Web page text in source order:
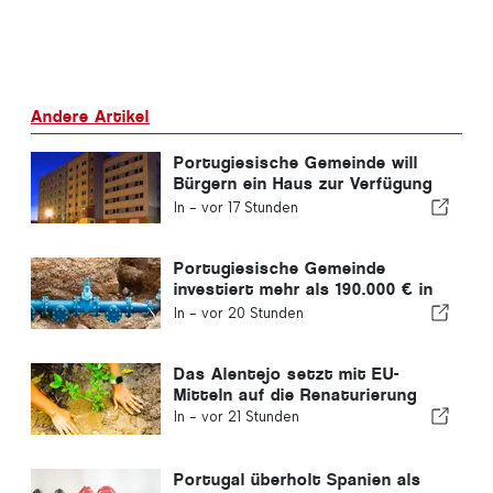
Andere Artikel
Portugiesische Gemeinde will
Bürgern ein Haus zur Verfügung
stellen
In - vor 17 Stunden
Portugiesische Gemeinde
investiert mehr als 190.000 € in
die Wasserversorgung
In - vor 20 Stunden
Das Alentejo setzt mit EU-
Mitteln auf die Renaturierung
In - vor 21 Stunden
Portugal überholt Spanien als